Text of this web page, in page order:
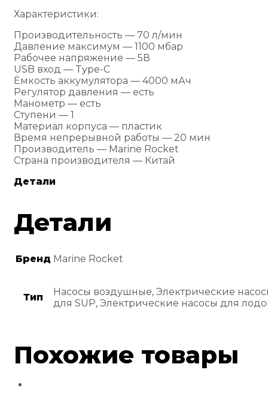
Характеристики:
Производительность — 70 л/мин
Давление максимум — 1100 мбар
Рабочее напряжение — 5В
USB вход — Type-C
Ёмкость аккумулятора — 4000 мАч
Регулятор давления — есть
Манометр — есть
Ступени — 1
Материал корпуса — пластик
Время непрерывной работы — 20 мин
Производитель — Marine Rocket
Страна производителя — Китай
Детали
Детали
Бренд Marine Rocket
Тип
Насосы воздушные, Электрические
для SUP, Электрические насосы для
Похожие товары